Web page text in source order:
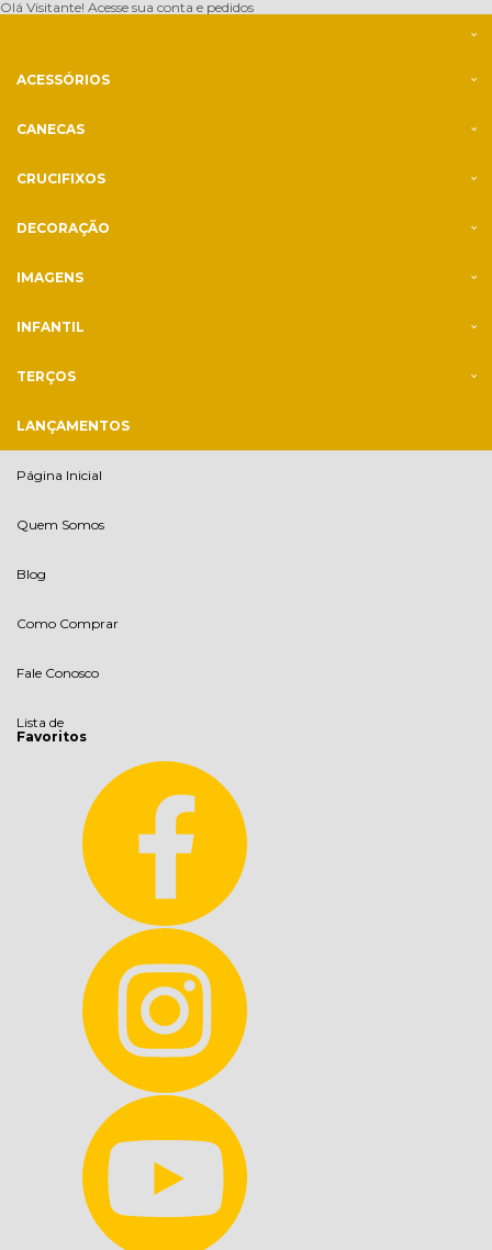
Olá Visitante! Acesse sua conta e pedidos
ACESSÓRIOS
CANECAS
CRUCIFIXOS
DECORAÇÃO
IMAGENS
INFANTIL
TERÇOS
LANÇAMENTOS
Página Inicial
Quem Somos
Blog
Como Comprar
Fale Conosco
Lista de
Favoritos